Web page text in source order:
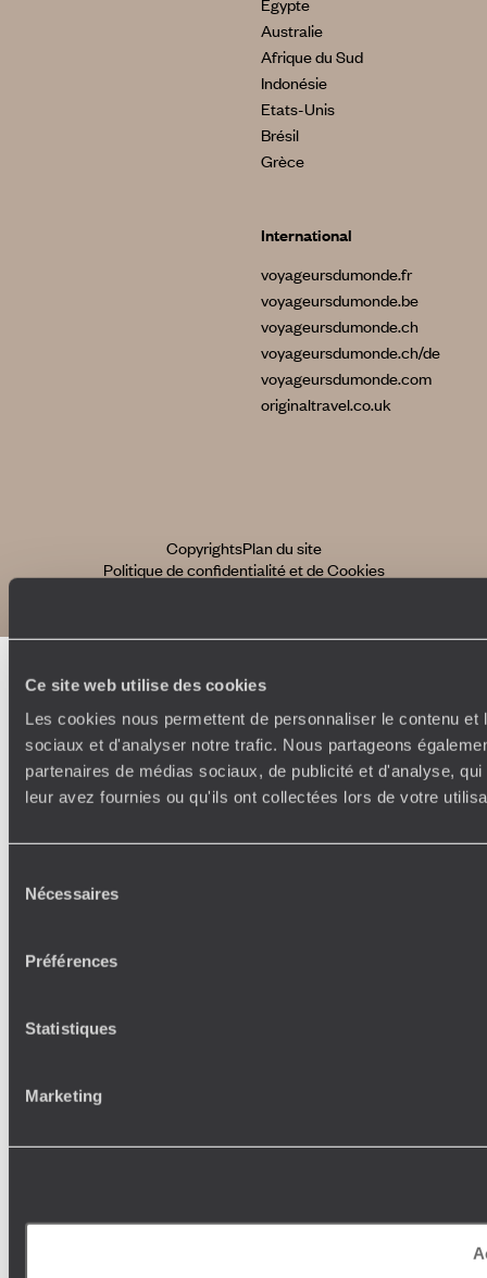
Ce site web utilise des cookies
Les cookies nous permettent de personnaliser le contenu
sociaux et d'analyser notre trafic. Nous partageons
partenaires de médias sociaux, de publicité et d'analyse,
leur avez fournies ou qu'ils ont collectées lors de votre
Nécessaires
Préférences
Statistiques
Marketing
Egypte
Australie
Afrique du Sud
Indonésie
Etats-Unis
Brésil
Grèce
International
voyageursdumonde.fr
voyageursdumonde.be
voyageursdumonde.ch
voyageursdumonde.ch/de
voyageursdumonde.com
originaltravel.co.uk
CopyrightsPlan du site
Politique de confidentialité et de Cookies